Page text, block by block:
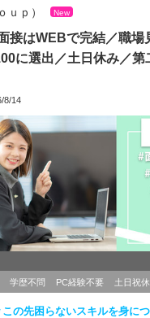
ｕｐ）
New
接はWEBで完結／職場
に選出／土日休み／
8/14
学歴不問 PC経験不要 土日祝
この先困らないスキルを身に